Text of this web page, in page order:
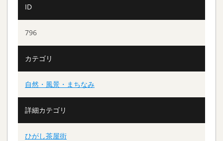
ID
796
カテゴリ
自然・風景・まちなみ
詳細カテゴリ
ひがし茶屋街